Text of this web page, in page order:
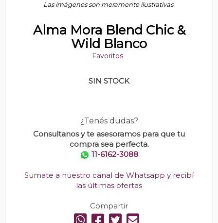
Las imágenes son meramente ilustrativas.
Alma Mora Blend Chic &
Wild Blanco
Favoritos
SIN STOCK
¿Tenés dudas?
Consultanos y te asesoramos para que tu
compra sea perfecta.
11-6162-3088
Sumate a nuestro canal de Whatsapp y recibí
las últimas ofertas
Compartir